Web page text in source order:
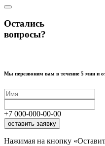
Остались
вопросы?
Мы перезвоним вам в течение 5 мин и
+7 000-000-00-00
оставить заявку
Нажимая на кнопку